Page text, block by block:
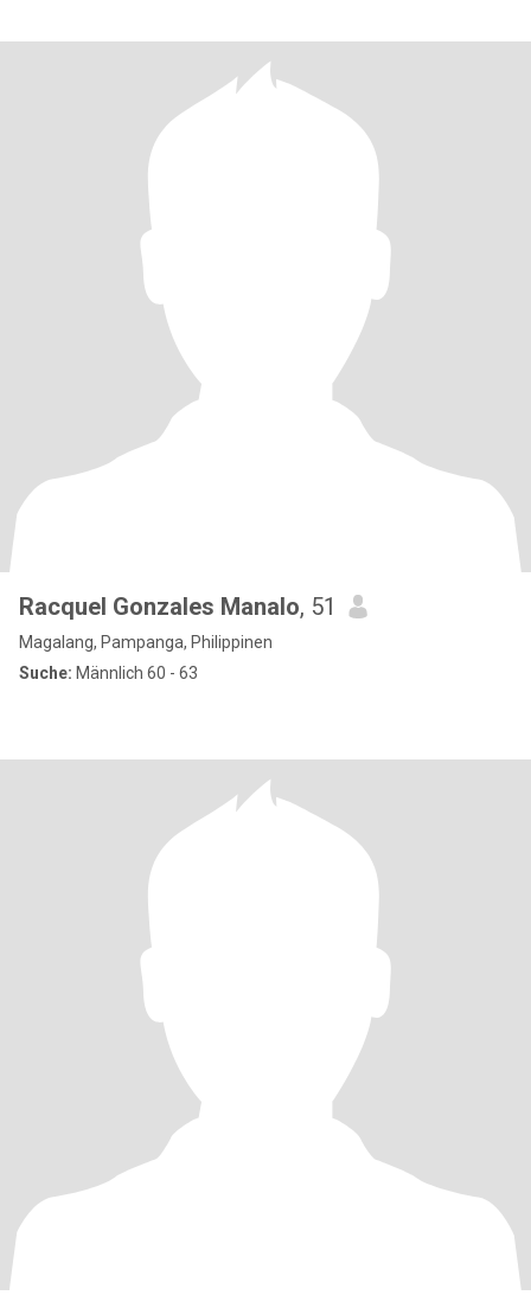
Racquel Gonzales Manalo, 51
Magalang, Pampanga, Philippinen
Suche: Männlich 60 - 63